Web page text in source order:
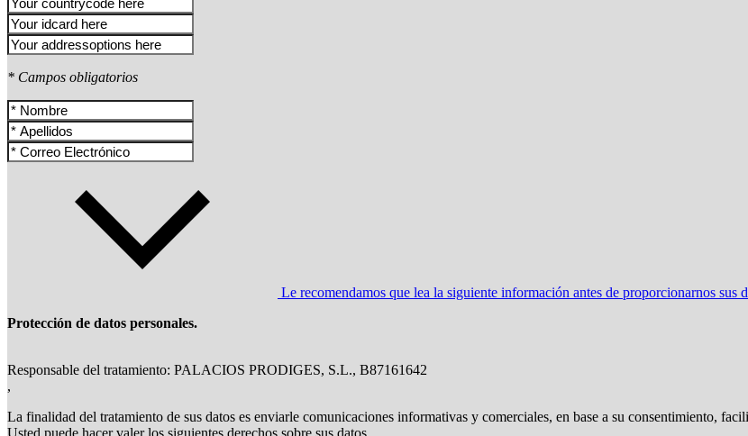
* Campos obligatorios
Le recomendamos que lea la siguiente información antes de proporcionarnos sus
Protección de datos personales.
Responsable del tratamiento: PALACIOS PRODIGES, S.L., B87161642
,
La finalidad del tratamiento de sus datos es enviarle comunicaciones informativas y comerciales, en base a su consentimiento,